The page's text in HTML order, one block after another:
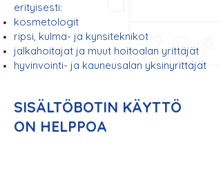
erityisesti:
kosmetologit
ripsi, kulma- ja kynsiteknikot
jalkahoitajat ja muut hoitoalan yrittäjät
hyvinvointi- ja kauneusalan yksinyrittäjät
SISÄLTÖBOTIN KÄYTTÖ
ON HELPPOA